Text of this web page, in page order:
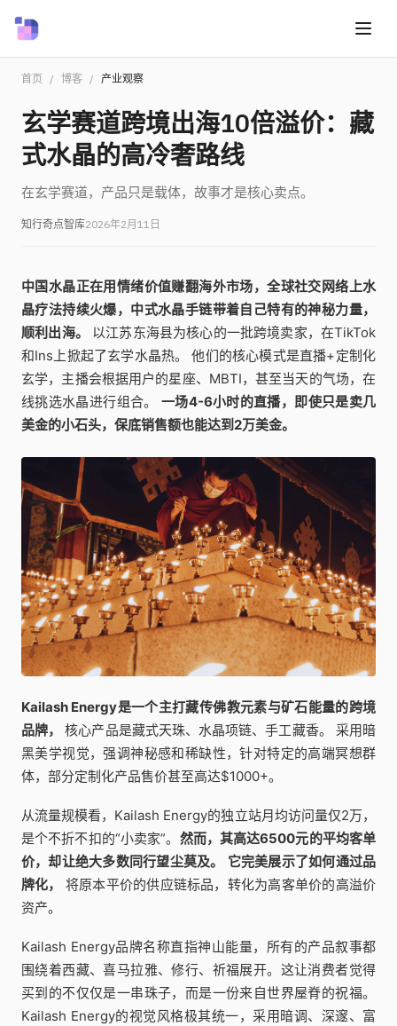
首页 / 博客 / 产业观察
玄学赛道跨境出海10倍溢价：藏
式水晶的高冷奢路线
在玄学赛道，产品只是载体，故事才是核心卖点。
知行奇点智库2026年2月11日
中国水晶正在用情绪价值赚翻海外市场，全球社交网络上水
晶疗法持续火爆，中式水晶手链带着自己特有的神秘力量，
顺利出海。
以江苏东海县为核心的一批跨境卖家，在TikTok
和Ins上掀起了玄学水晶热。 他们的核心模式是直播+定制化
玄学，主播会根据用户的星座、MBTI，甚至当天的气场，在
线挑选水晶进行组合。 一场4-6小时的直播，即使只是卖几
美金的小石头，保底销售额也能达到2万美金。
Kailash Energy是一个主打藏传佛教元素与矿石能量的跨境
品牌，
核心产品是藏式天珠、水晶项链、手工藏香。 采用暗
黑美学视觉，强调神秘感和稀缺性，针对特定的高端冥想群
体，部分定制化产品售价甚至高达$1000+。
从流量规模看，Kailash Energy的独立站月均访问量仅2万，
是个不折不扣的“小卖家”。 然而，其高达6500元的平均客单
价，却让绝大多数同行望尘莫及。
它完美展示了如何通过品
牌化，
将原本平价的供应链标品，转化为高客单价的高溢价
资产。
Kailash Energy品牌名称直指神山能量，所有的产品叙事都
围绕着西藏、喜马拉雅、修行、祈福展开。这让消费者觉得
买到的不仅仅是一串珠子，而是一份来自世界屋脊的祝福。
Kailash Energy的视觉风格极其统一，采用暗调、深邃、富